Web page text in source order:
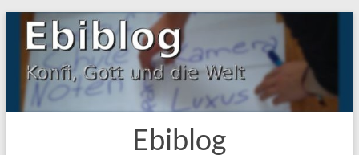
Zum
Inhalt
springen
Ebiblog